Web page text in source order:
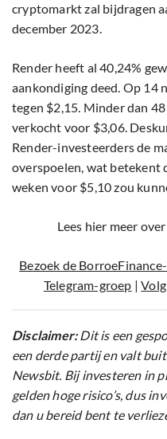
cryptomarkt zal bijdragen
december 2023.
Render heeft al 40,24%
aankondiging deed. Op 14
tegen $2,15. Minder dan
verkocht voor $3,06.
Render-investeerders de
overspoelen, wat betekent
weken voor $5,10 zou
Lees hier meer
Bezoek de
Telegram-groep |
Disclaimer:Dit is een
een derde partij en valt
Newsbit. Bij investeren in
gelden hoge risico’s, dus
dan u bereid bent te